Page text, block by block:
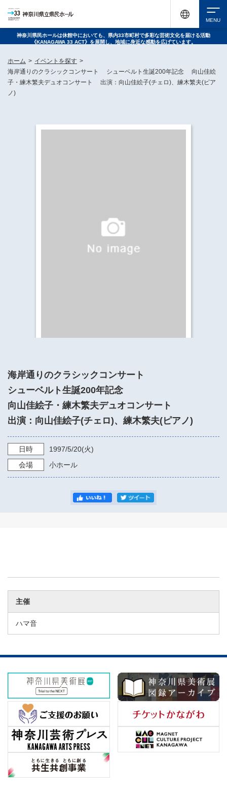
神奈川県民ホールは休館中においても、県内33市町村で多彩な芸術文化を届ける活動
《KANAGAWA 33 ACT》を展開し、地域に身近な感動を広げています。
イベントを探す
・ 神奈川県民ホールの取り組み
検索
ホーム > イベントを探す >
海岸通りのクラシックコンサート シューベルト生誕200年記念 向山佳絵
子・練木繁夫デュオコンサート 出演：向山佳絵子(チェロ)、練木繁夫(ピア
ノ)
海岸通りのクラシックコンサート
シューベルト生誕200年記念
向山佳絵子・練木繁夫デュオコンサート
出演：向山佳絵子(チェロ)、練木繁夫(ピアノ)
日時 1997/5/20(火)
会場
小ホール
主催
ハマ音